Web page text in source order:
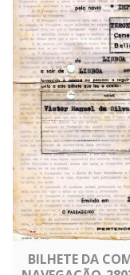
BILHETE DA